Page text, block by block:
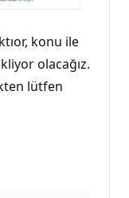
konu ile
olacağız.
lütfen